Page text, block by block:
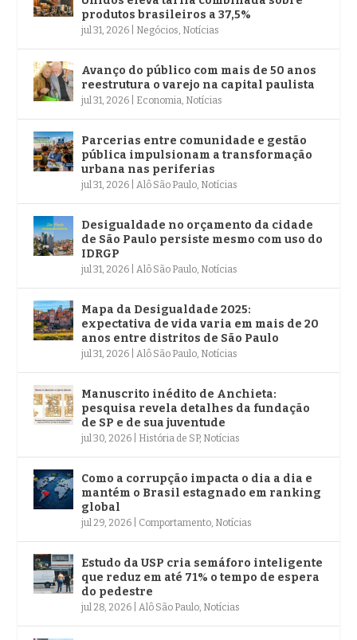
produtos brasileiros a 37,5%
jul 31, 2026 Negócios, Notícias
Avanço do público com mais de 50 anos
reestrutura o varejo na capital paulista
jul 31, 2026 Economia, Notícias
Parcerias entre comunidade e gestão
pública impulsionam a transformação
urbana nas periferias
jul 31, 2026 |Alô São Paulo, Notícias
Desigualdade no orçamento da cidade
de São Paulo persiste mesmo com uso do
IDRGP
jul 31, 2026 |Alô São Paulo, Notícias
Mapa da Desigualdade 2025:
expectativa de vida varia em mais de 20
anos entre distritos de São Paulo
jul 31, 2026 |Alô São Paulo, Notícias
Manuscrito inédito de Anchieta:
pesquisa revela detalhes da fundação
de SP e de sua juventude
jul 30, 2026 História de SP, Notícias
Como a corrupção impacta o dia a dia e
mantém o Brasil estagnado em ranking
global
jul 29, 2026 Comportamento, Notícias
Estudo da USP cria semáforo inteligente
que reduz em até 71% o tempo de espera
do pedestre
jul 28, 2026 |Alô São Paulo, Notícias